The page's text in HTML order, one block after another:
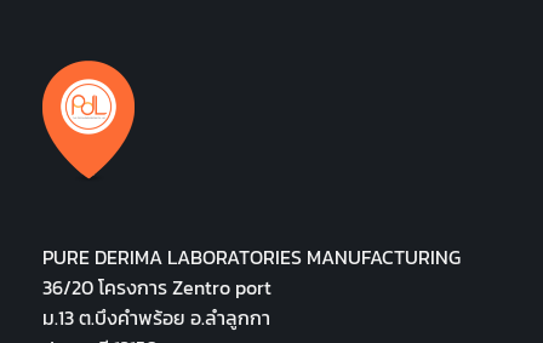
PURE DERIMA LABORATORIES MANUFACTURING
36/20 โครงการ Zentro port
ม.13 ต.บึงคำพร้อย อ.ลำลูกกา